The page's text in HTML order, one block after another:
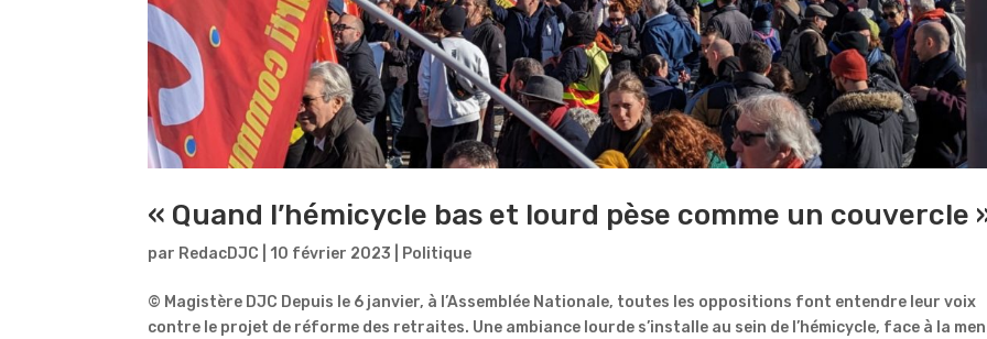
« Quand l’hémicycle bas et lourd pèse comme un couvercle
par RedacDJC 10 février 2023 Politique
© Magistère DJC Depuis le 6 janvier, à l’Assemblée Nationale, toutes les oppositions font entendre leur voix
contre le projet de réforme des retraites. Une ambiance lourde s’installe au sein de l’hémicycle, face à la